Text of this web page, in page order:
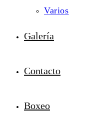
Varios
Galería
Contacto
Boxeo